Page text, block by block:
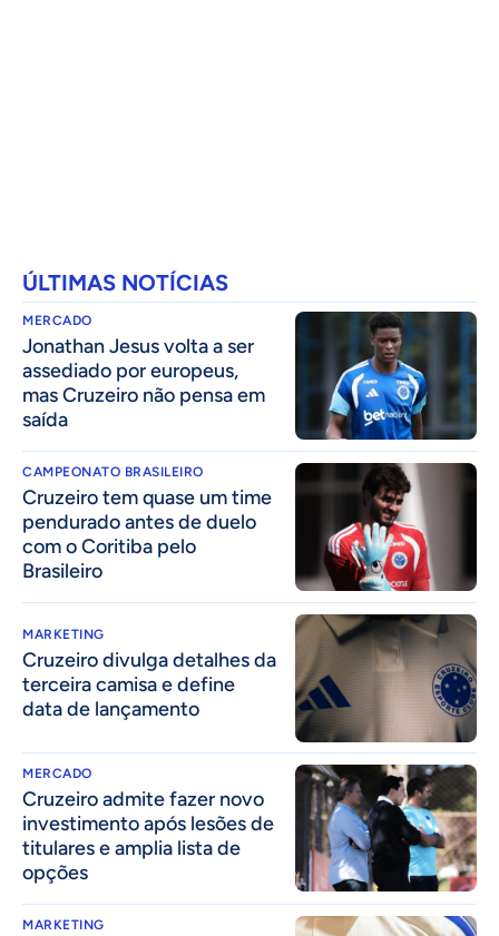
ÚLTIMAS NOTÍCIAS
MERCADO
Jonathan Jesus volta a ser
assediado por europeus,
mas Cruzeiro não pensa em
saída
CAMPEONATO BRASILEIRO
Cruzeiro tem quase um time
pendurado antes de duelo
com o Coritiba pelo
Brasileiro
MARKETING
Cruzeiro divulga detalhes da
terceira camisa e define
data de lançamento
MERCADO
Cruzeiro admite fazer novo
investimento após lesões de
titulares e amplia lista de
opções
MARKETING